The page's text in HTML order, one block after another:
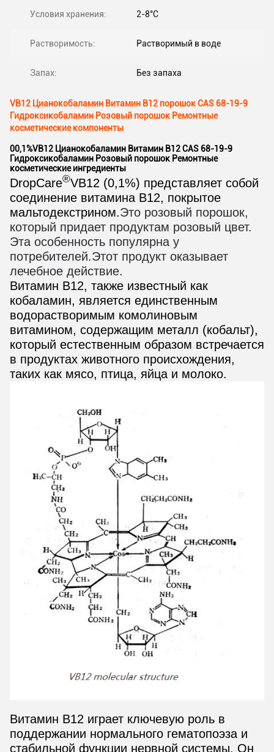
Условия хранения: 2-8°C
Растворимость: Растворимый в воде
Запах: Без запаха
VB12 Цианокобаламин Витамин B12 порошок CAS 68-19-9
Гидроксикобаламин Розовый порошок Ремонтные
косметические компоненты
00,1%VB12 Цианокобаламин Витамин B12 CAS 68-19-9
Гидроксикобаламин Розовый порошок Ремонтные
косметические ингредиенты
DropCare®VB12 (0,1%) представляет собой
соединение витамина B12, покрытое
мальтодекстрином.Это розовый порошок,
который придает продуктам розовый цвет.
Эта особенность популярна у
потребителей.Этот продукт оказывает
лечебное действие.
Витамин В12, также известный как
кобаламин, является единственным
водорастворимым комолиновым
витамином, содержащим металл (кобальт),
который естественным образом встречается
в продуктах животного происхождения,
таких как мясо, птица, яйца и молоко.
Витамин В12 играет ключевую роль в
поддержании нормального гематопоэза и
стабильной функции нервной системы. Он